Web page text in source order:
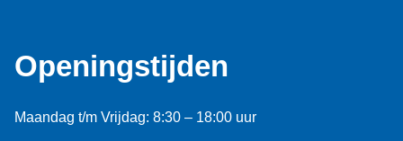
Openingstijden
Maandag t/m Vrijdag: 8:30 – 18:00 uur